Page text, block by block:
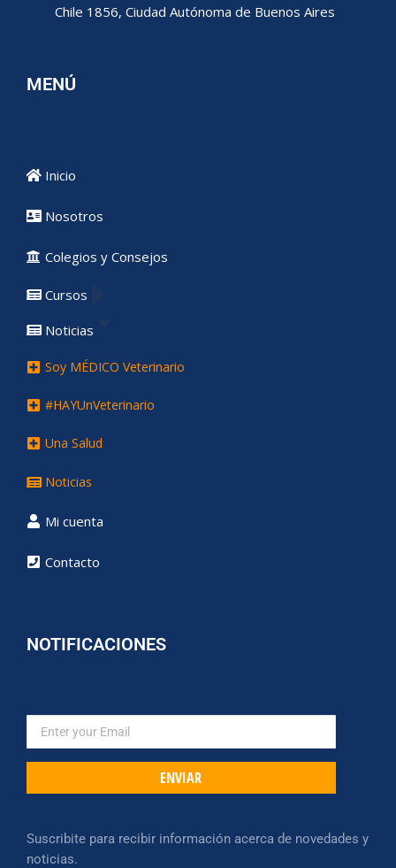
Chile 1856, Ciudad Autónoma de Buenos Aires
MENÚ
Inicio
Nosotros
Colegios y Consejos
Cursos
Noticias
Soy MÉDICO Veterinario
#HAYUnVeterinario
Una Salud
Noticias
Mi cuenta
Contacto
NOTIFICACIONES
ENVIAR
Suscribite para recibir información acerca de novedades y
noticias.